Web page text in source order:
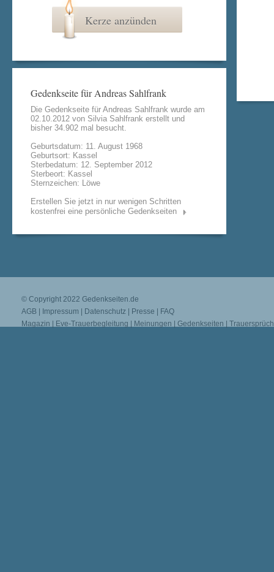
Kerze anzünden
Gedenkseite für Andreas Sahlfrank
Die Gedenkseite für Andreas Sahlfrank wurde am
02.10.2012 von Silvia Sahlfrank erstellt und
bisher 34.902 mal besucht.
Geburtsdatum: 11. August 1968
Geburtsort: Kassel
Sterbedatum: 12. September 2012
Sterbeort: Kassel
Sternzeichen: Löwe
Erstellen Sie jetzt in nur wenigen Schritten
kostenfrei eine persönliche Gedenkseiten
© Copyright 2022 Gedenkseiten.de
AGB
Impressum Datenschutz Presse
FAQ
Magazin
Eve-Trauerbegleitung Meinungen Gedenkseiten